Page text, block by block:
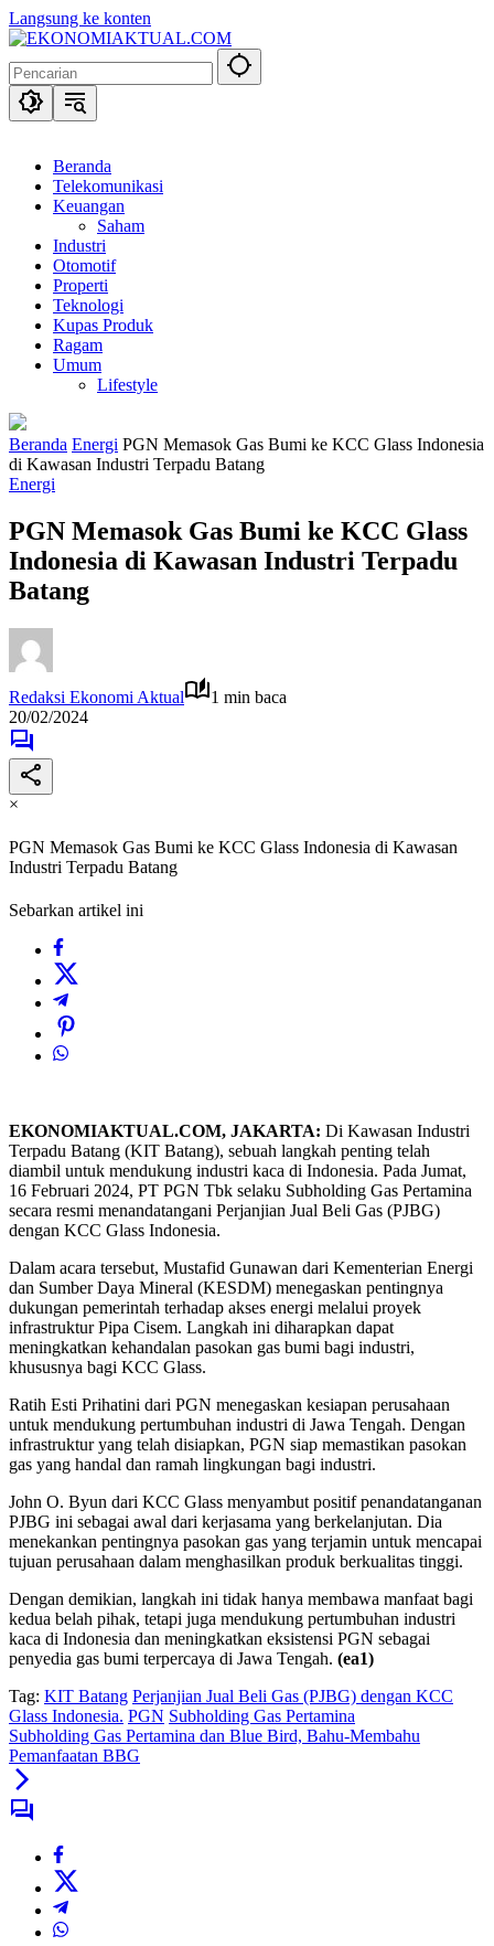
Langsung ke konten
Beranda
Telekomunikasi
Keuangan
Saham
Industri
Otomotif
Properti
Teknologi
Kupas Produk
Ragam
Umum
Lifestyle
Beranda Energi PGN Memasok Gas Bumi ke KCC Glass Indonesia
di Kawasan Industri Terpadu Batang
Energi
PGN Memasok Gas Bumi ke KCC Glass
Indonesia di Kawasan Industri Terpadu
Batang
Redaksi Ekonomi Aktual
1 min baca
20/02/2024
×
PGN Memasok Gas Bumi ke KCC Glass Indonesia di Kawasan
Industri Terpadu Batang
Sebarkan artikel ini
EKONOMIAKTUAL.COM, JAKARTA: Di Kawasan Industri
Terpadu Batang (KIT Batang), sebuah langkah penting telah
diambil untuk mendukung industri kaca di Indonesia. Pada Jumat,
16 Februari 2024, PT PGN Tbk selaku Subholding Gas Pertamina
secara resmi menandatangani Perjanjian Jual Beli Gas (PJBG)
dengan KCC Glass Indonesia.
Dalam acara tersebut, Mustafid Gunawan dari Kementerian Energi
dan Sumber Daya Mineral (KESDM) menegaskan pentingnya
dukungan pemerintah terhadap akses energi melalui proyek
infrastruktur Pipa Cisem. Langkah ini diharapkan dapat
meningkatkan kehandalan pasokan gas bumi bagi industri,
khususnya bagi KCC Glass.
Ratih Esti Prihatini dari PGN menegaskan kesiapan perusahaan
untuk mendukung pertumbuhan industri di Jawa Tengah. Dengan
infrastruktur yang telah disiapkan, PGN siap memastikan pasokan
gas yang handal dan ramah lingkungan bagi industri.
John O. Byun dari KCC Glass menyambut positif penandatanganan
PJBG ini sebagai awal dari kerjasama yang berkelanjutan. Dia
menekankan pentingnya pasokan gas yang terjamin untuk mencapai
tujuan perusahaan dalam menghasilkan produk berkualitas tinggi.
Dengan demikian, langkah ini tidak hanya membawa manfaat bagi
kedua belah pihak, tetapi juga mendukung pertumbuhan industri
kaca di Indonesia dan meningkatkan eksistensi PGN sebagai
penyedia gas bumi terpercaya di Jawa Tengah. (ea1)
Tag: KIT Batang Perjanjian Jual Beli Gas (PJBG) dengan KCC
Glass Indonesia. PGN Subholding Gas Pertamina
Subholding Gas Pertamina dan Blue Bird, Bahu-Membahu
Pemanfaatan BBG